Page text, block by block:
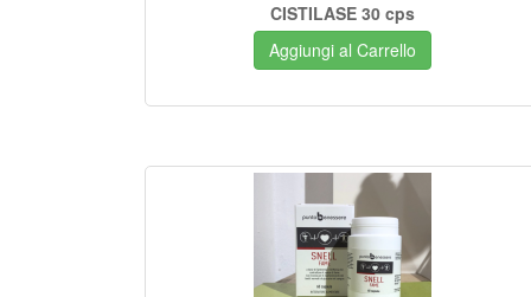
CISTILASE 30 cps
Aggiungi al Carrello